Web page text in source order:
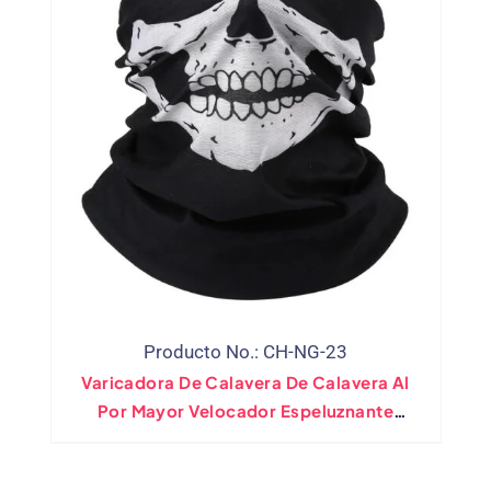
Producto No.: CH-NG-23
Varicadora De Calavera De Calavera Al
Por Mayor Velocador Espeluznante